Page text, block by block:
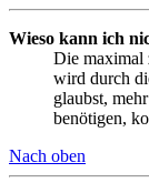
Wieso kann ich
Die maximal
wird durch
glaubst,
benötigen,
Nach oben